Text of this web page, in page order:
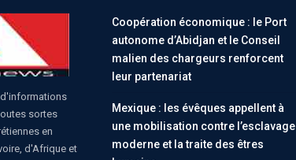
sortes
en
d'Afrique et
Coopération économique : le Port
autonome d’Abidjan et le Conseil
malien des chargeurs renforcent
leur partenariat
Mexique : les évêques appellent à
une mobilisation contre l’esclavage
moderne et la traite des êtres